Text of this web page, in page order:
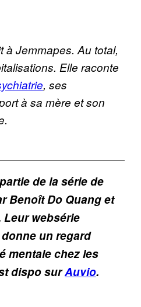
à Jemmapes. Au total,
Elle raconte
, ses
à sa mère et son
de la série de
Benoît Do Quang et
Leur websérie
un regard
mentale chez les
dispo surAuvio.